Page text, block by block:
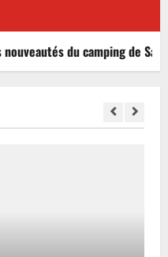
du camping de